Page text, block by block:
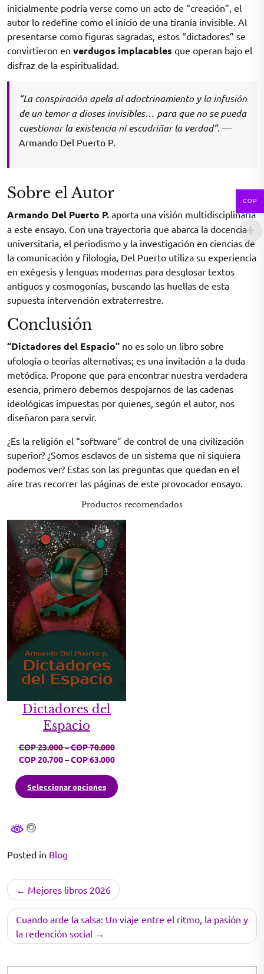
inicialmente podría verse como un acto de “creación”, el
autor lo redefine como el inicio de una tiranía invisible. Al
presentarse como figuras sagradas, estos “dictadores” se
convirtieron en verdugos implacables que operan bajo el
disfraz de la espiritualidad.
“La conspiración apela al adoctrinamiento y la infusión
de un temor a dioses invisibles… para que no se pueda
cuestionar la existencia ni escudriñar la verdad”. —
Armando Del Puerto P.
Sobre el Autor
Armando Del Puerto P. aporta una visión multidisciplinaria
a este ensayo. Con una trayectoria que abarca la docencia
universitaria, el periodismo y la investigación en ciencias de
la comunicación y filología, Del Puerto utiliza su experiencia
en exégesis y lenguas modernas para desglosar textos
antiguos y cosmogonías, buscando las huellas de esta
supuesta intervención extraterrestre.
Conclusión
“Dictadores del Espacio” no es solo un libro sobre
ufología o teorías alternativas; es una invitación a la duda
metódica. Propone que para encontrar nuestra verdadera
esencia, primero debemos despojarnos de las cadenas
ideológicas impuestas por quienes, según el autor, nos
diseñaron para servir.
¿Es la religión el “software” de control de una civilización
superior? ¿Somos esclavos de un sistema que ni siquiera
podemos ver? Estas son las preguntas que quedan en el
aire tras recorrer las páginas de este provocador ensayo.
Productos recomendados
Dictadores del
Espacio
COP23.000–COP70.000Price range: COP 23.000 through COP
COP20.700–COP63.000Price range: COP 20.700 through COP
Seleccionar opciones
Posted in Blog
Navegación
de
entradas
Mejores libros 2026
Cuando arde la salsa: Un viaje entre el ritmo, la pasión y
la redención social
COP